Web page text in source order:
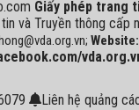
Giấy phép trang
và Truyền thông cấp
Website:
Liên hệ quảng